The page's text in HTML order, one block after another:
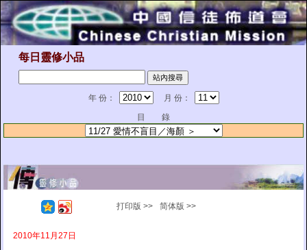
每日靈修小品
年 份：
月 份：
目 錄
打印版 >> 简体版 >>
2010年11月27日